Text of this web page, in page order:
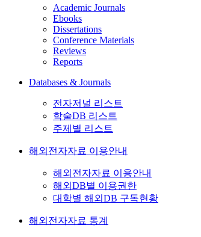
Academic Journals
Ebooks
Dissertations
Conference Materials
Reviews
Reports
Databases & Journals
전자저널 리스트
학술DB 리스트
주제별 리스트
해외전자자료 이용안내
해외전자자료 이용안내
해외DB별 이용권한
대학별 해외DB 구독현황
해외전자자료 통계